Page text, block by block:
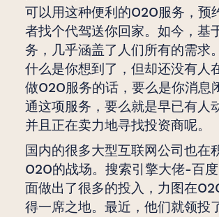
可以用这种便利的O2O服务，预
者找个代驾送你回家。如今，基
务，几乎涵盖了人们所有的需求
什么是你想到了，但却还没有人
做O2O服务的话，要么是你消息
通这项服务，要么就是早已有人
并且正在卖力地寻找投资商呢。
国内的很多大型互联网公司也在
O2O的战场。搜索引擎大佬-百
面做出了很多的投入，力图在
得一席之地。最近，他们就领投